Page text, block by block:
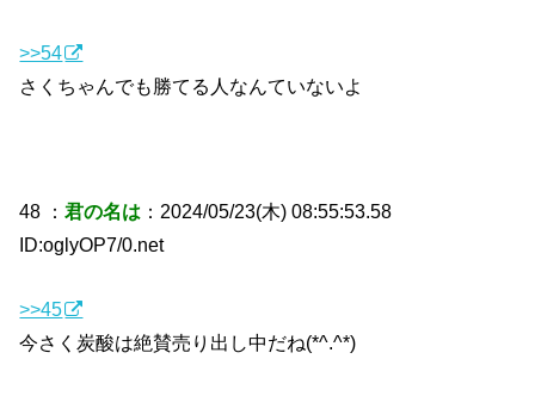
>>54
さくちゃんでも勝てる人なんていないよ
48 ：君の名は ：2024/05/23(木) 08:55:53.58
ID:oglyOP7/0.net
>>45
今さく炭酸は絶賛売り出し中だね(*^.^*)